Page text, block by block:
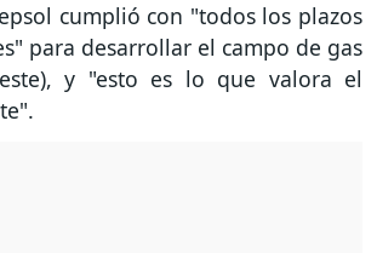
cumplió con "todos los plazos
para desarrollar el campo de gas
y "esto es lo que valora el